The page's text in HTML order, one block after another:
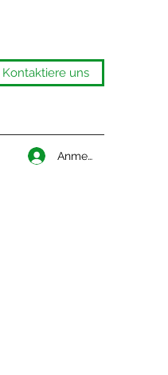
Kontaktiere uns
Anmelden